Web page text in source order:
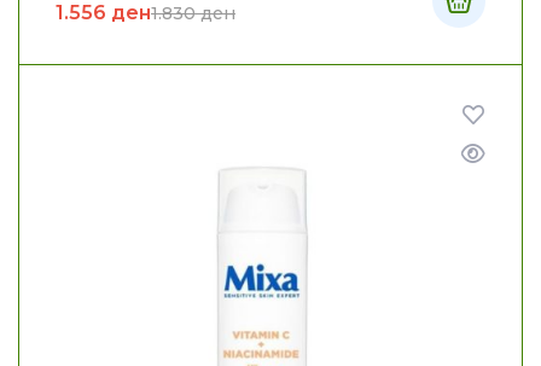
1.830ден
1.556 ден